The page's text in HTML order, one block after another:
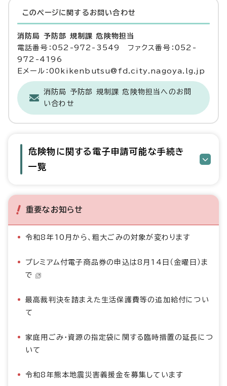
このページに関する お問い合わせ
消防局 予防部 規制課 危険物担当
電話番号：052-972-3549 ファクス番号：052-
972-4196
Eメール：00kikenbutsu@fd.city.nagoya.lg.jp
消防局 予防部 規制課 危険物担当へのお問
い合わせ
危険物に関する電子申請可能な手続き
一覧
重要なお知らせ
令和8年10月から、粗大ごみの対象が変わります
プレミアム付電子商品券の申込は8月14日（金曜日）ま
で
最高裁判決を踏まえた生活保護費等の追加給付につい
て
家庭用ごみ・資源の指定袋に関する臨時措置の延長につ
いて
令和8年熊本地震災害義援金を募集しています